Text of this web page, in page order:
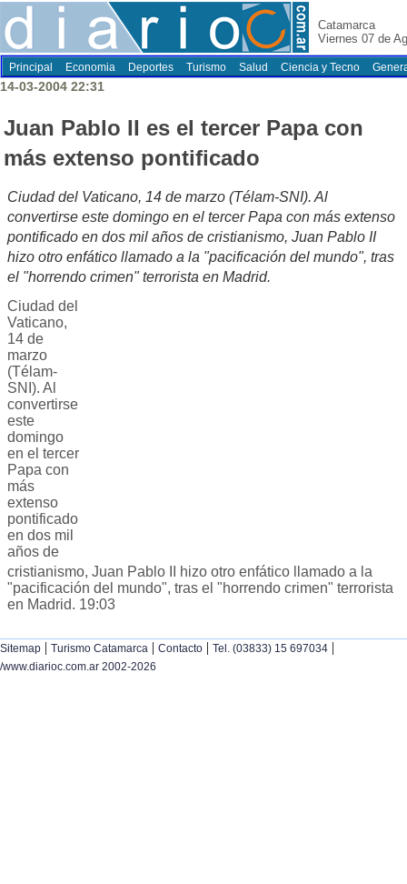
Catamarca
Viernes 07 de
Principal Economia Deportes Turismo Salud Ciencia y Tecno
14-03-2004 22:31
Juan Pablo II es el tercer Papa con
más extenso pontificado
Ciudad del Vaticano, 14 de marzo (Télam-SNI). Al
convertirse este domingo en el tercer Papa con más extenso
pontificado en dos mil años de cristianismo, Juan Pablo II
hizo otro enfático llamado a la "pacificación del mundo", tras
el "horrendo crimen" terrorista en Madrid.
Ciudad del
Vaticano,
14 de
marzo
(Télam-
SNI). Al
convertirse
este
domingo
en el tercer
Papa con
más
extenso
pontificado
en dos mil
años de
cristianismo, Juan Pablo II hizo otro enfático llamado a la
"pacificación del mundo", tras el "horrendo crimen" terrorista
en Madrid. 19:03
Sitemap | Turismo Catamarca | Contacto | Tel. (03833) 15 697034 |
/www.diarioc.com.ar 2002-2026